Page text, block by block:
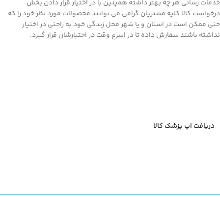
خدمات رسانی هر چه بهتر داشته همپنین با در اختیار قرار دادن بخش
درخواست کالا کلیه مشتریان گرامی می توانند محصولات مورد نظر خود را که
حتی ممکن است در استان و یا شهر محل زندگی خود به راحتی در اختیار
نداشته باشند سفارش داده تا در اسرع وقت در اختیارشان قرار گیرد.
دریافت اپ پزشک کالا